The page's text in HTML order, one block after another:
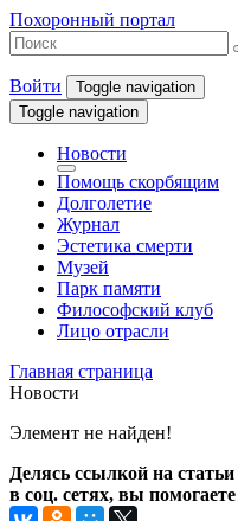
Похоронный портал
Войти
Toggle navigation
Toggle navigation
Новости
Помощь скорбящим
Долголетие
Журнал
Эстетика смерти
Музей
Парк памяти
Философский клуб
Лицо отрасли
Главная страница
Новости
Элемент не найден!
Делясь ссылкой на
в соц. сетях, вы